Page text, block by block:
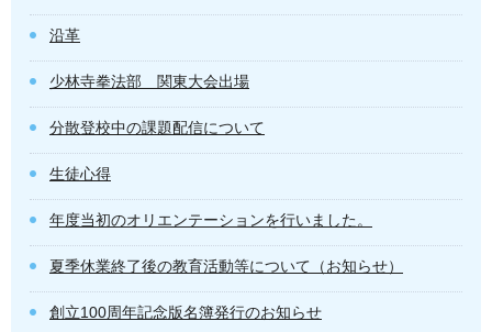
沿革
少林寺拳法部 関東大会出場
分散登校中の課題配信について
生徒心得
年度当初のオリエンテーションを行いました。
夏季休業終了後の教育活動等について（お知らせ）
創立100周年記念版名簿発行のお知らせ